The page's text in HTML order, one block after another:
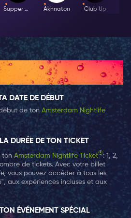
d'une soirée à l'ancienne au Club
idéal pour profiter de
Depuis l'entrée sur le
tables intimes, le Club Hart
touche de divertissement
révolue.
Club Hart Amsterdam
exclusifs en ajoutant les
à votre billet pour la vie
sans frais supplémentaires.
et à une place assise
que les boissons et les repas
séparément sur place et ne sont
à l'événement spécial.
Supper Club Akhnaton Club Up
ça marche
DATE DE DÉBUT
de ton Amsterdam Nightlife
DURÉE DE TON TICKET
ton Amsterdam Nightlife Ticket®: 1, 2,
de tickets. Avec votre billet
vous pouvez accéder à tous les
aux expériences incluses et aux
ÉVÉNEMENT SPÉCIAL